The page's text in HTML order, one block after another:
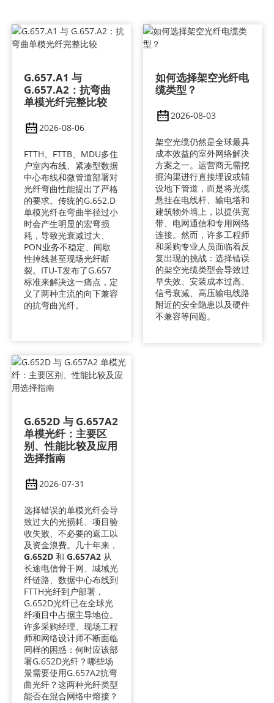
G.657.A1 与
G.657.A2：抗弯曲
单模光纤完整比较
2026-08-06
FTTH、FTTB、MDU多住
户室内布线、紧凑型数据
中心布线和微管道部署对
光纤弯曲性能提出了严格
的要求。传统的G.652.D
单模光纤在弯曲半径过小
时会产生明显的宏弯损
耗，导致光衰减过大、
PON业务不稳定、间歇
性掉线甚至现场光纤断
裂。ITU-T发布了G.657
标准来解决这一痛点，定
义了两种主流的向下兼容
的抗弯曲光纤。
如何选择架空光纤电
缆类型？
2026-08-03
架空光缆仍然是全球最具
成本效益的室外网络解决
方案之一。运营商无需挖
掘沟渠进行直接埋设或铺
设地下管道，而是将光缆
悬挂在电线杆、输电塔和
建筑物外墙上，以提供宽
带、电网通信和专用网络
连接。然而，许多工程师
和采购专业人员面临着反
复出现的挑战：选择错误
的架空光缆类型会导致过
早失效、安装成本过高、
信号衰减、高压输电线路
附近的安全隐患以及硬件
不兼容等问题。
G.652D 与 G.657A2
单模光纤：主要区
别、性能比较及应用
选择指南
2026-07-31
选择错误的单模光纤会导
致过大的光损耗、项目验
收失败、不必要的返工以
及资金浪费。几十年来，
G.652D和 G.657A2从
长途电信骨干网、城域光
纤链路、数据中心布线到
FTTH光纤到户部署，
G.652D光纤已在全球光
纤项目中占据主导地位。
许多采购经理、现场工程
师和网络设计师不断面临
同样的困惑：何时应该部
署G.652D光纤？哪些场
景需要使用G.657A2抗弯
曲光纤？这两种光纤类型
能否在混合网络中熔接？